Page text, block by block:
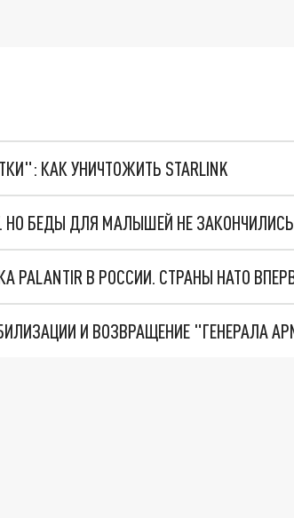
КАК УНИЧТОЖИТЬ STARLINK
НО БЕДЫ ДЛЯ МАЛЫШЕЙ НЕ ЗАКОНЧИЛИСЬ